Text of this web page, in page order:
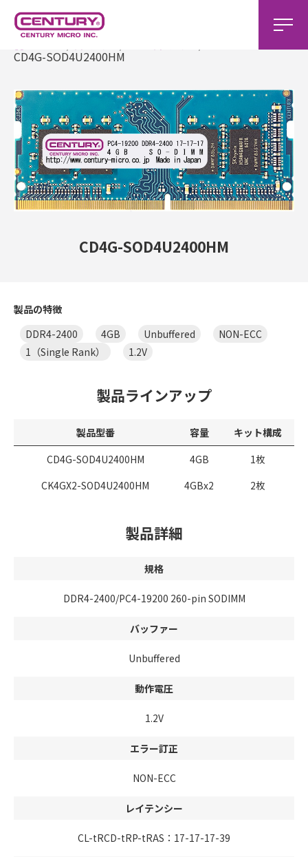
CD4G-SOD4U2400HM
CD4G-SOD4U2400HM
製品の特徴
DDR4-2400
4GB Unbuffered
NON-ECC
1（Single Rank）
1.2V
製品ラインアップ
製品型番 容量
キット構成
CD4G-SOD4U2400HM
4GB
1枚
CK4GX2-SOD4U2400HM
4GBx2 2枚
製品詳細
規格
DDR4-2400/PC4-19200 260-pin SODIMM
バッファー
Unbuffered
動作電圧
1.2V
エラー訂正
NON-ECC
レイテンシー
CL-tRCD-tRP-tRAS：17-17-17-39